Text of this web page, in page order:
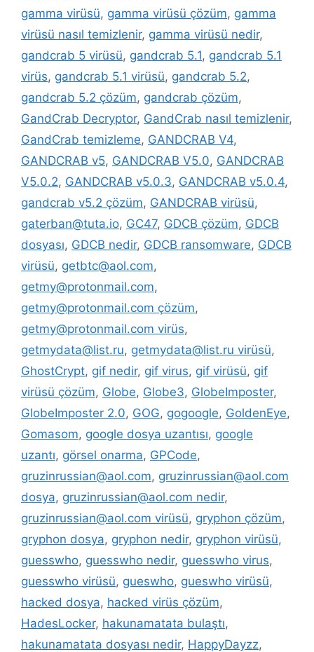
gamma virüsü, gamma virüsü çözüm, gamma
virüsü nasıl temizlenir, gamma virüsü nedir,
gandcrab 5 virüsü, gandcrab 5.1, gandcrab 5.1
virüs, gandcrab 5.1 virüsü, gandcrab 5.2,
gandcrab 5.2 çözüm, gandcrab çözüm,
GandCrab Decryptor, GandCrab nasıl temizlenir,
GandCrab temizleme, GANDCRAB V4,
GANDCRAB v5, GANDCRAB V5.0, GANDCRAB
V5.0.2, GANDCRAB v5.0.3, GANDCRAB v5.0.4,
gandcrab v5.2 çözüm, GANDCRAB virüsü,
gaterban@tuta.io, GC47, GDCB çözüm, GDCB
dosyası, GDCB nedir, GDCB ransomware, GDCB
virüsü, getbtc@aol.com,
getmy@protonmail.com,
getmy@protonmail.com çözüm,
getmy@protonmail.com virüs,
getmydata@list.ru, getmydata@list.ru virüsü,
GhostCrypt, gif nedir, gif virus, gif virüsü, gif
virüsü çözüm, Globe, Globe3, GlobeImposter,
GlobeImposter 2.0, GOG, gogoogle, GoldenEye,
Gomasom, google dosya uzantısı, google
uzantı, görsel onarma, GPCode,
gruzinrussian@aol.com, gruzinrussian@aol.com
dosya, gruzinrussian@aol.com nedir,
gruzinrussian@aol.com virüsü, gryphon çözüm,
gryphon dosya, gryphon nedir, gryphon virüsü,
guesswho, guesswho nedir, guesswho virus,
guesswho virüsü, gueswho, gueswho virüsü,
hacked dosya, hacked virüs çözüm,
HadesLocker, hakunamatata bulaştı,
hakunamatata dosyası nedir, HappyDayzz,